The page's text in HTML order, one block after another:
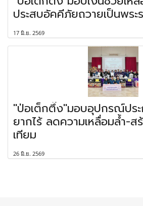
ประสบอัคคีภัยถวายเป็นพระ
17 มิ.ย. 2569
"ป่อเต็กตึ๊ง"มอบอุปกรณ์ปร
ยากไร้ ลดความเหลื่อมล้ำ-ส
เทียม
26 มิ.ย. 2569